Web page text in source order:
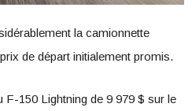
la camionnette
de départ initialement promis.
F-150 Lightning de 9 979 $ sur le